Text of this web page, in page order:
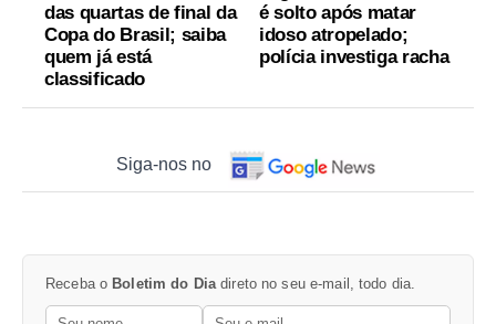
das quartas de final da
Copa do Brasil; saiba
quem já está
classificado
é solto após matar
idoso atropelado;
polícia investiga racha
Siga-nos no
Receba o Boletim do Diadireto no seu e-mail, todo dia.